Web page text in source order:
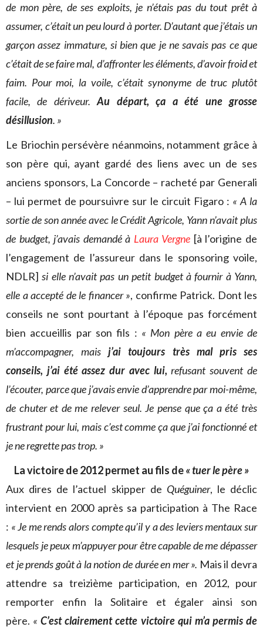
de mon père, de ses exploits, je n’étais pas du tout prêt à
assumer, c’était un peu lourd à porter. D’autant que j’étais un
garçon assez immature, si bien que je ne savais pas ce que
c’était de se faire mal, d’affronter les éléments, d’avoir froid et
faim. Pour moi, la voile, c’était synonyme de truc plutôt
facile, de dériveur.Au départ, ça a été une grosse
désillusion. »
Le Briochin persévère néanmoins, notamment grâce à
son père qui, ayant gardé des liens avec un de ses
anciens sponsors, La Concorde – racheté par Generali
– lui permet de poursuivre sur le circuit Figaro : « A la
sortie de son année avec le Crédit Agricole, Yann n’avait plus
de budget, j’avais demandé à Laura Vergne [à l’origine de
l’engagement de l’assureur dans le sponsoring voile,
NDLR]si elle n’avait pas un petit budget à fournir à Yann,
elle a accepté de le financer », confirme Patrick. Dont les
conseils ne sont pourtant à l’époque pas forcément
bien accueillis par son fils : « Mon père a eu envie de
m’accompagner, maisj’ai toujours très mal pris ses
conseils, j’ai été assez dur avec lui,refusant souvent de
l’écouter, parce que j’avais envie d’apprendre par moi-même,
de chuter et de me relever seul. Je pense que ça a été très
frustrant pour lui, mais c’est comme ça que j’ai fonctionné et
je ne regrette pas trop. »
La victoire de 2012 permet au fils de« tuer le père »
Aux dires de l’actuel skipper de Quéguiner, le déclic
intervient en 2000 après sa participation à The Race
: « Je me rends alors compte qu’il y a des leviers mentaux sur
lesquels je peux m’appuyer pour être capable de me dépasser
et je prends goût à la notion de durée en mer ». Mais il devra
attendre sa treizième participation, en 2012, pour
remporter enfin la Solitaire et égaler ainsi son
père. «C’est clairement cette victoire qui m’a permis de